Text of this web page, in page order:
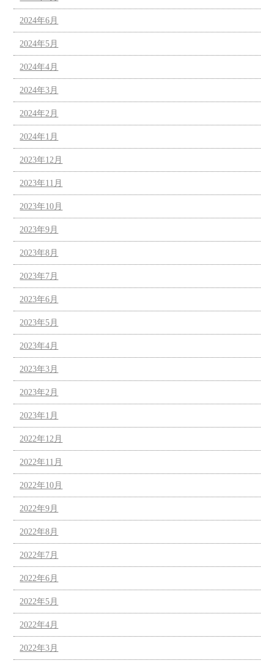
2024年6月
2024年5月
2024年4月
2024年3月
2024年2月
2024年1月
2023年12月
2023年11月
2023年10月
2023年9月
2023年8月
2023年7月
2023年6月
2023年5月
2023年4月
2023年3月
2023年2月
2023年1月
2022年12月
2022年11月
2022年10月
2022年9月
2022年8月
2022年7月
2022年6月
2022年5月
2022年4月
2022年3月